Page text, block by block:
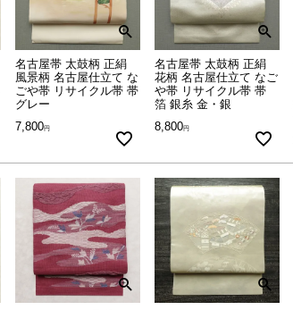
名古屋帯 太鼓柄 正絹
風景柄 名古屋仕立て な
ごや帯 リサイクル帯 帯
グレー
7,800
名古屋帯 太鼓柄 正絹
花柄 名古屋仕立て なご
や帯 リサイクル帯 帯
箔 銀糸 金・銀
8,800